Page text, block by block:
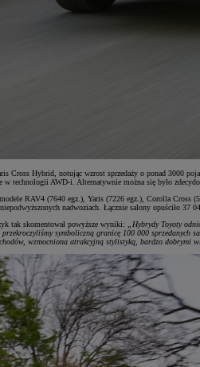
Cross Hybrid, notując wzrost sprzedaży o ponad 3000
technologii AWD-i. Alternatywnie można się było
RAV4 (7640 egz.), Yaris (7226 egz.), Corolla Cross
nadwoziach. Łącznie salony opuściło
tak skomentował powyższe wyniki: „Hybrydy Toyoty
symboliczną granicę 100 000 sprzedanych
wzmocniona atrakcyjną stylistyką, bardzo dobrymi